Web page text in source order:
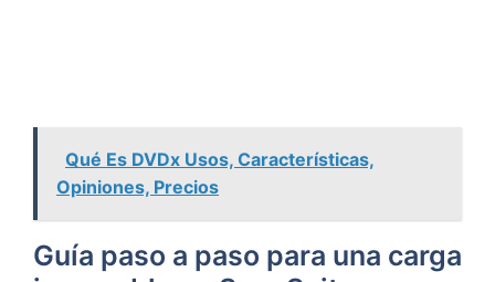
Qué Es DVDx Usos, Características,
Opiniones, Precios
Guía paso a paso para una carga